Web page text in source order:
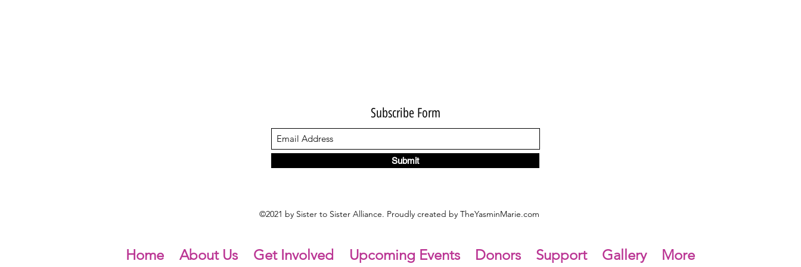
Subscribe Form
Submit
©2021 by Sister to Sister Alliance. Proudly created by TheYasminMarie.com
Home About Us Get Involved Upcoming Events Donors Support Gallery More